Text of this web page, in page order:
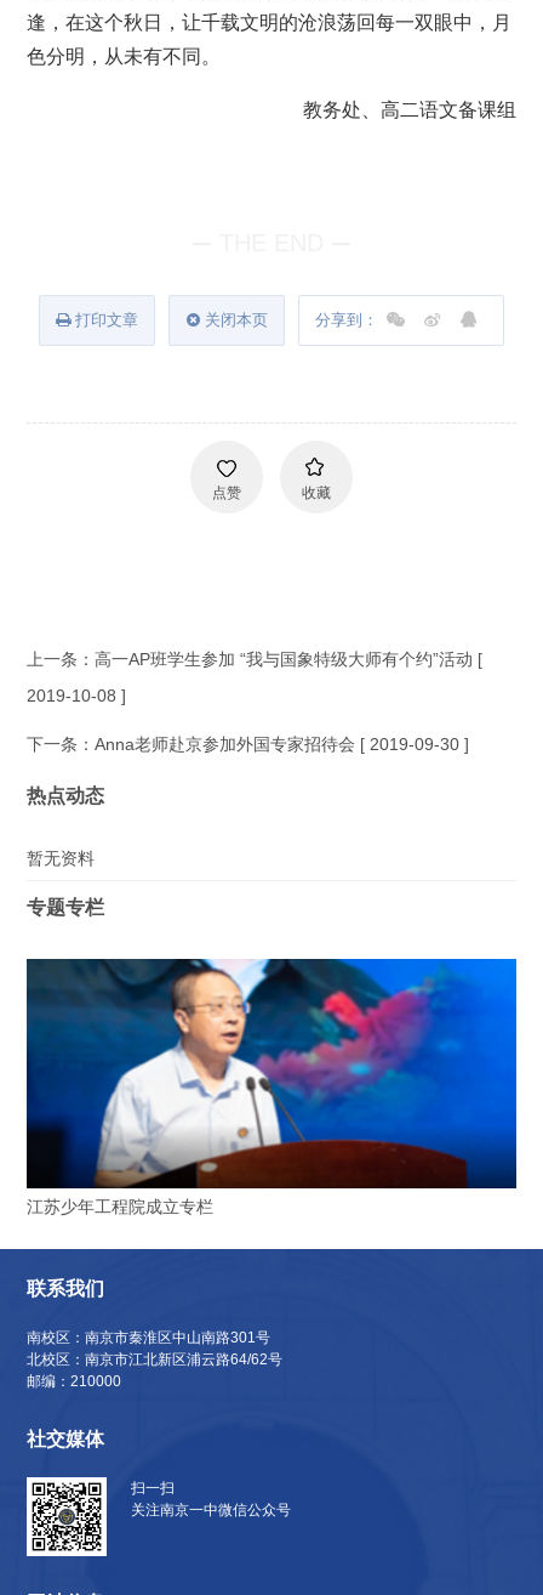
逢，在这个秋日，让千载文明的沧浪荡回每一双眼中，月
色分明，从未有不同。
教务处、高二语文备课组
打印文章 关闭本页 分享到：
点赞 收藏
上一条：高一AP班学生参加 “我与国象特级大师有个约”活动 [
2019-10-08 ]
下一条：Anna老师赴京参加外国专家招待会 [ 2019-09-30 ]
热点动态
暂无资料
专题专栏
江苏少年工程院成立专栏
联系我们
南校区：南京市秦淮区中山南路301号
北校区：南京市江北新区浦云路64/62号
邮编：210000
社交媒体
扫一扫
关注南京一中微信公众号